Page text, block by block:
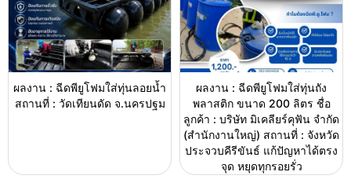
ผลงาน : ฉีดพียูโฟมใส่ทุ่นลอยน้ำ
สถานที่ : วัดเทียนดัด จ.นครปฐม
ผลงาน : ฉีดพียูโฟมใส่ทุ่นถัง
พลาสติก ขนาด 200 ลิตร ชื่อ
ลูกค้า : บริษัท มิเคลียร์คุฟัน จำกัด
(สำนักงานใหญ่) สถานที่ : จังหวัด
ประจวบคีรีขันธ์ แก้ปัญหาได้ตรง
จุด หยุดทุกรอยรั่ว